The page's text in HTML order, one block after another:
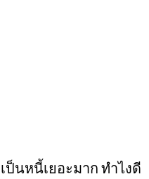
เป็นหนี้เยอะมาก ทำไงดี